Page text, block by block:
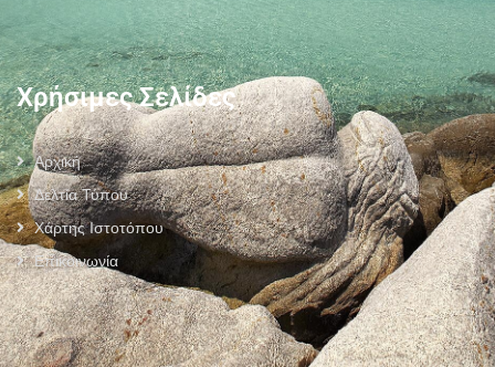
Χρήσιμες Σελίδες
Αρχική
Δελτία Τύπου
Χάρτης Ιστοτόπου
Επικοινωνία